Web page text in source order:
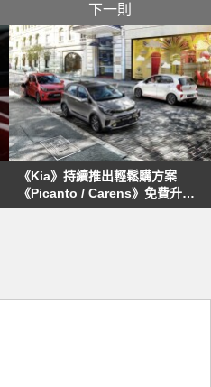
下一則
《Kia》持續推出輕鬆購方案
《Picanto / Carens》免費升級
先進安全輔助系統